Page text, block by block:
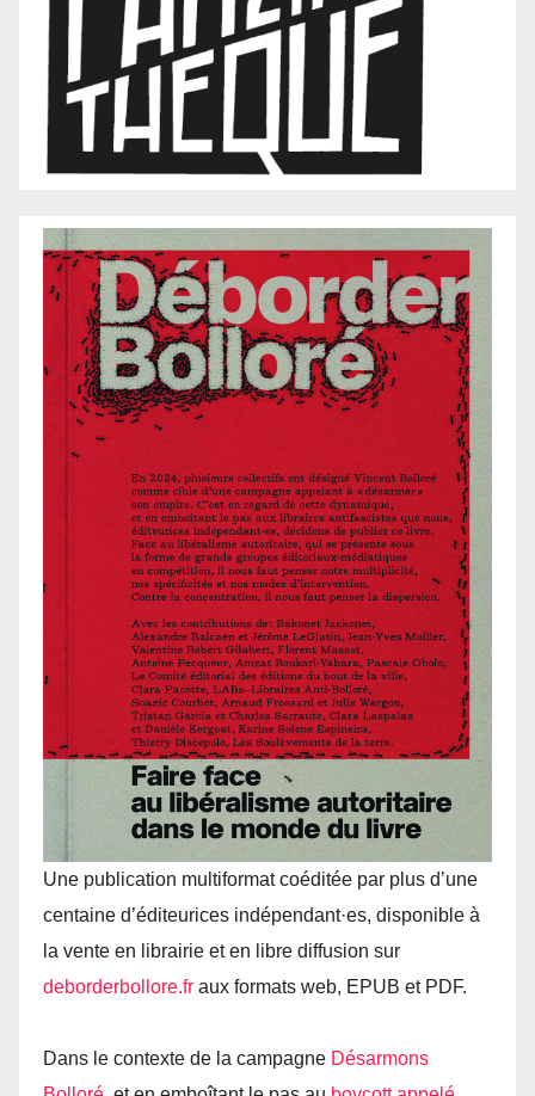
Une publication multiformat coéditée par plus d’une
centaine d’éditeurices indépendant·es, disponible à
la vente en librairie et en libre diffusion sur
deborderbollore.​fr aux formats web, EPUB et PDF.
Dans le contexte de la campagne Désarmons